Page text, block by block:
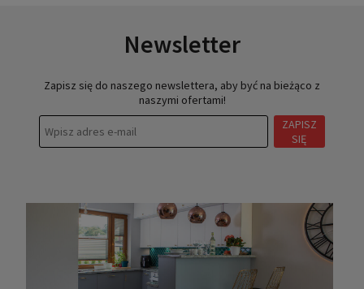
Newsletter
Zapisz się do naszego newslettera, aby być na bieżąco z
naszymi ofertami!
ZAPISZ
SIĘ